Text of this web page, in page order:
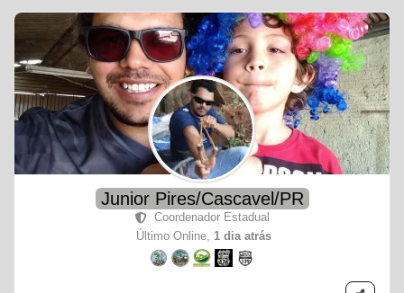
Junior Pires/Cascavel/PR
Coordenador Estadual
Último Online, 1 dia atrás